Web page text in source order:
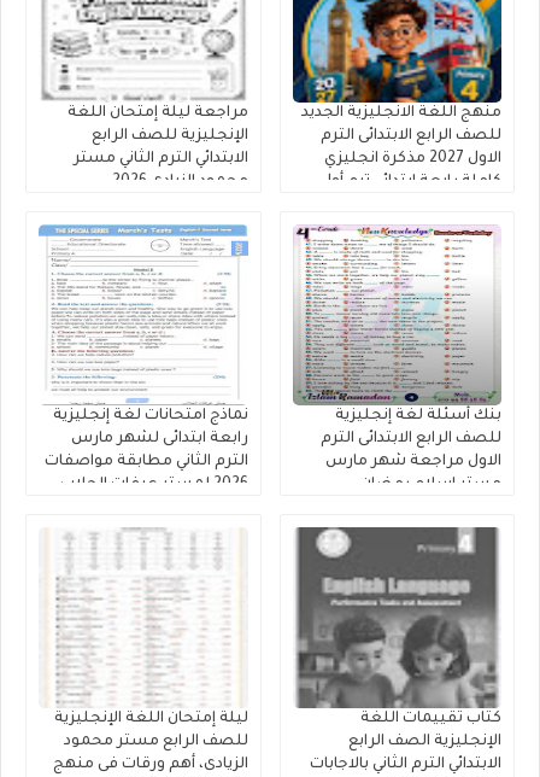
منهج اللغة الانجليزية الجديد
للصف الرابع الابتدائى الترم
الاول 2027 مذكرة انجليزي
كاملة رابعة ابتدائي ترم أول
مراجعة ليلة إمتحان اللغة
الإنجليزية للصف الرابع
الابتدائي الترم الثاني مستر
محمود الزيادى 2026
بنك أسئلة لغة إنجليزية
للصف الرابع الابتدائى الترم
الاول مراجعة شهر مارس
مستر إسلام رمضان.
نماذج امتحانات لغة إنجليزية
رابعة ابتدائى لشهر مارس
الترم الثاني مطابقة مواصفات
2026 لمستر عرفات الحلاب
كتاب تقييمات اللغة
الإنجليزية الصف الرابع
الابتدائي الترم الثاني بالاجابات
ليلة إمتحان اللغة الإنجليزية
للصف الرابع مستر محمود
الزيادى، أهم ورقات فى منهج